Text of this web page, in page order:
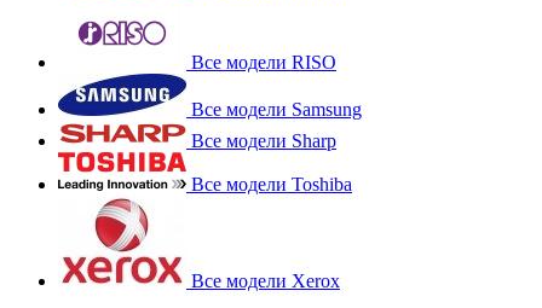
Все модели RISO
Все модели Samsung
Все модели Sharp
Все модели Toshiba
Все модели Xerox